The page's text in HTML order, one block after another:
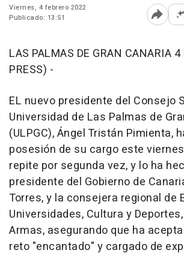
Viernes, 4 febrero 2022
Publicado: 13:51
Abrir
LAS PALMAS DE GRAN CANARIA 4
PRESS) -
EL nuevo presidente del Consejo
Universidad de Las Palmas de
(ULPGC), Ángel Tristán Pimienta,
posesión de su cargo este
repite por segunda vez, y lo ha
presidente del Gobierno de
Torres, y la consejera regional de
Universidades, Cultura y
Armas, asegurando que ha
reto "encantado" y cargado de